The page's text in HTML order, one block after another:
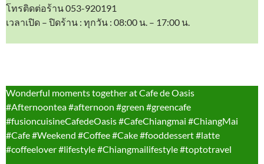
โทรติดต่อร้าน 053-920191
เวลาเปิด – ปิดร้าน : ทุกวัน : 08:00 น. – 17:00 น.
Wonderful moments together at Cafe de Oasis
#Afternoontea #afternoon #green #greencafe
#fusioncuisineCafedeOasis #CafeChiangmai #ChiangMai
#Cafe #Weekend #Coffee #Cake #fooddessert #latte
#coffeelover #lifestyle #Chiangmailifestyle #toptotravel